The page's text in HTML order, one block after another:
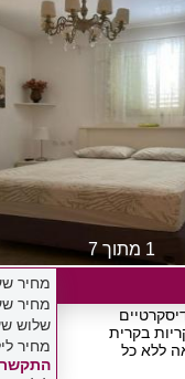
1 מתוך 7
בקרית
ללא כל
מחיר
מחיר
שלוש
מחיר
התקשר